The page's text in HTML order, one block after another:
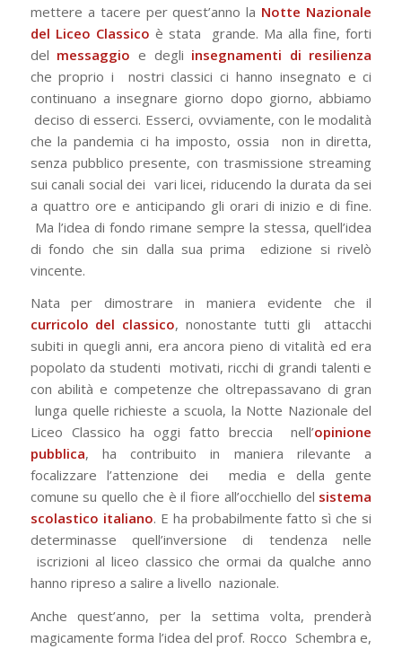
mettere a tacere per quest’anno la Notte Nazionale
del Liceo Classico è stata
grande. Ma alla fine, forti
del messaggio e degli insegnamenti di resilienza
che proprio i
nostri classici ci hanno insegnato e ci
continuano a insegnare giorno dopo giorno, abbiamo
deciso di esserci. Esserci, ovviamente, con le modalità
che la pandemia ci ha imposto, ossia
non in diretta,
senza pubblico presente, con trasmissione streaming
sui canali social dei vari licei, riducendo la durata da sei
a quattro ore e anticipando gli orari di inizio e di fine.
Ma l’idea di fondo rimane sempre la stessa, quell’idea
di fondo che sin dalla sua prima
edizione si rivelò
vincente.
Nata per dimostrare in maniera evidente che il
curricolo del classico, nonostante tutti gli
attacchi
subiti in quegli anni, era ancora pieno di vitalità ed era
popolato da studenti motivati, ricchi di grandi talenti e
con abilità e competenze che oltrepassavano di gran
lunga quelle richieste a scuola, la Notte Nazionale del
Liceo Classico ha oggi fatto breccia
nell’opinione
pubblica, ha contribuito in maniera rilevante a
focalizzare l’attenzione dei
media e della gente
comune su quello che è il fiore all’occhiello del sistema
scolastico italiano. E ha probabilmente fatto sì che si
determinasse quell’inversione di tendenza nelle
iscrizioni al liceo classico che ormai da qualche anno
hanno ripreso a salire a livello nazionale.
Anche quest’anno, per la settima volta, prenderà
magicamente forma l’idea del prof. Rocco Schembra e,